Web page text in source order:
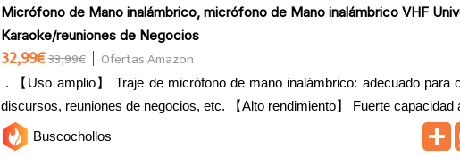
Micrófono de Mano inalámbrico, micrófono de Mano inalámbrico VHF
Karaoke/reuniones de Negocios
32,99€33,99€ Ofertas Amazon
. 【Uso amplio】 Traje de micrófono de mano inalámbrico: adecuado para
discursos, reuniones de negocios, etc. 【Alto rendimiento】 Fuerte capacidad
Buscochollos